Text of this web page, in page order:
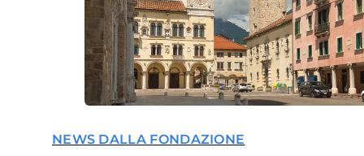
NEWS DALLA FONDAZIONE